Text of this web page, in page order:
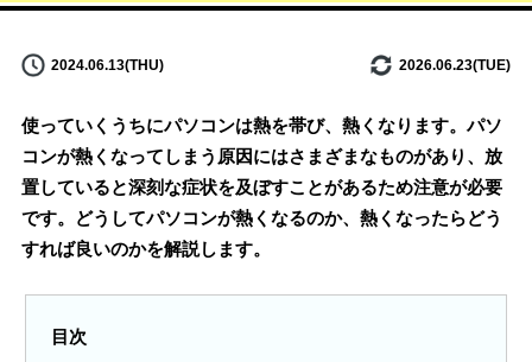
2024.06.13(THU) 2026.06.23(TUE)
使っていくうちにパソコンは熱を帯び、熱くなります。パソ
コンが熱くなってしまう原因にはさまざまなものがあり、放
置していると深刻な症状を及ぼすことがあるため注意が必要
です。どうしてパソコンが熱くなるのか、熱くなったらどう
すれば良いのかを解説します。
目次